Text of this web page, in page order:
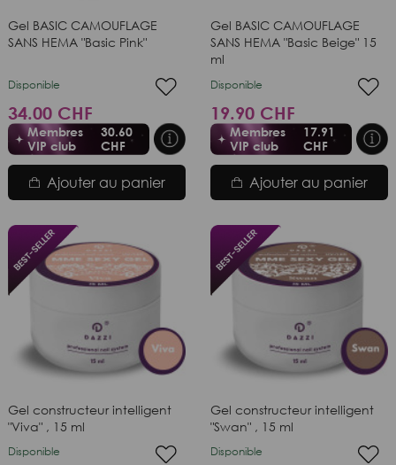
Gel BASIC CAMOUFLAGE
SANS HEMA "Basic Pink"
Disponible
34.00 CHF
Membres
VIP club
30.60
CHF
Ajouter au panier
Gel BASIC CAMOUFLAGE
SANS HEMA "Basic Beige" 15
ml
Disponible
19.90 CHF
Membres
VIP club
17.91
CHF
Ajouter au panier
Gel constructeur intelligent
"Viva" , 15 ml
Disponible
Gel constructeur intelligent
"Swan" , 15 ml
Disponible